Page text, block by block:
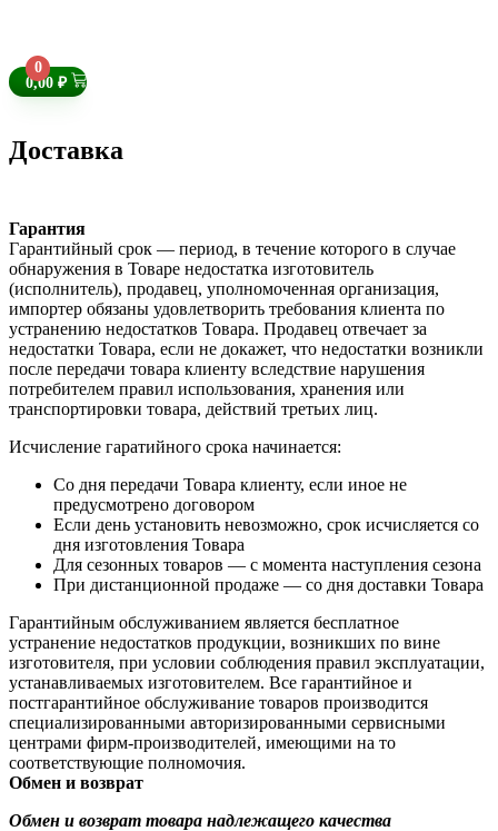
0,00 ₽
0
Доставка
Гарантия
Гарантийный срок — период, в течение которого в случае
обнаружения в Товаре недостатка изготовитель
(исполнитель), продавец, уполномоченная организация,
импортер обязаны удовлетворить требования клиента по
устранению недостатков Товара. Продавец отвечает за
недостатки Товара, если не докажет, что недостатки возникли
после передачи товара клиенту вследствие нарушения
потребителем правил использования, хранения или
транспортировки товара, действий третьих лиц.
Исчисление гаратийного срока начинается:
Со дня передачи Товара клиенту, если иное не
предусмотрено договором
Если день установить невозможно, срок исчисляется со
дня изготовления Товара
Для сезонных товаров — с момента наступления сезона
При дистанционной продаже — со дня доставки Товара
Гарантийным обслуживанием является бесплатное
устранение недостатков продукции, возникших по вине
изготовителя, при условии соблюдения правил эксплуатации,
устанавливаемых изготовителем. Все гарантийное и
постгарантийное обслуживание товаров производится
специализированными авторизированными сервисными
центрами фирм-производителей, имеющими на то
соответствующие полномочия.
Обмен и возврат
Обмен и возврат товара надлежащего качества